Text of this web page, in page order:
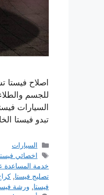
اصلاح فيستا
للجسم
السيارات
تبدو فيستا
التصنيفات
السيارات
الوسوم
اخصائي
خدمة المساعدة
تصليج فيستا,
فيستا, ورشة